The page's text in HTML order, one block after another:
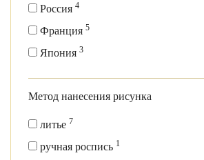
Россия 4
Франция 5
Япония 3
Метод нанесения рисунка
литье 7
ручная роспись 1